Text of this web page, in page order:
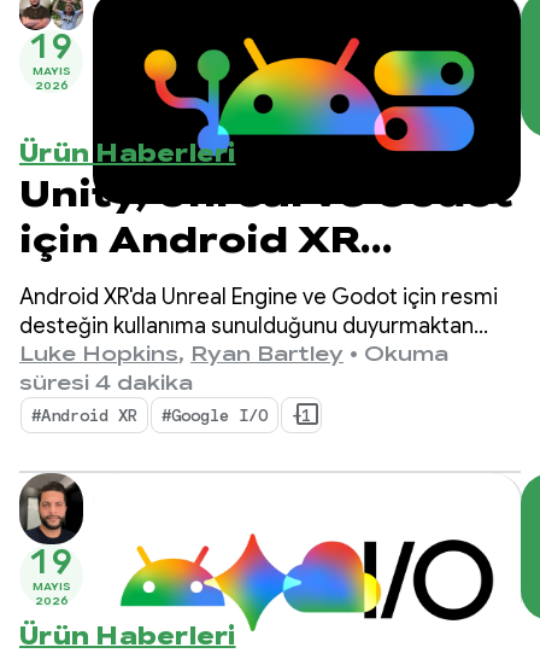
19
MAYIS
2026
Ürün Haberleri
Unity, Unreal ve Godot
için Android XR
güncellemeleri
Android XR'da Unreal Engine ve Godot için resmi
desteğin kullanıma sunulduğunu duyurmaktan
heyecan duyuyoruz. Ayrıca, üretkenliğinizi
artırmak ve yeni XR özelliklerini etkinleştirmek için
tasarlanmış yeni araçları da kullanıma sunuyoruz:
Android XR Engine Hub ve Android XR Interaction
Framework.
Luke Hopkins, Ryan Bartley • Okuma
süresi 4 dakika
#Android XR #Google I/O +1
19
MAYIS
2026
Ürün Haberleri